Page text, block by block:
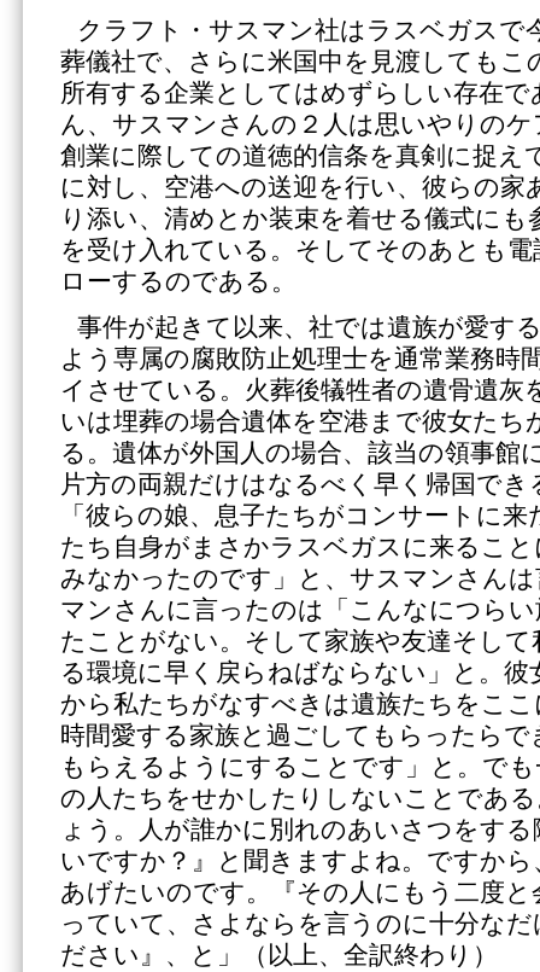
クラフト・サスマン社はラスベガスで
葬儀社で、さらに米国中を見渡してもこ
所有する企業としてはめずらしい存在
ん、サスマンさんの２人は思いやりの
創業に際しての道徳的信条を真剣に捉え
に対し、空港への送迎を行い、彼らの家
り添い、清めとか装束を着せる儀式に
を受け入れている。そしてそのあとも
ローするのである。
事件が起きて以来、社では遺族が愛す
よう専属の腐敗防止処理士を通常業務時
イさせている。火葬後犠牲者の遺骨遺灰
いは埋葬の場合遺体を空港まで彼女たち
る。遺体が外国人の場合、該当の領事館
片方の両親だけはなるべく早く帰国で
「彼らの娘、息子たちがコンサートに
たち自身がまさかラスベガスに来るこ
みなかったのです」と、サスマンさん
マンさんに言ったのは「こんなにつら
たことがない。そして家族や友達そし
る環境に早く戻らねばならない」と。彼
から私たちがなすべきは遺族たちをこ
時間愛する家族と過ごしてもらったら
もらえるようにすることです」と。で
の人たちをせかしたりしないことであ
ょう。人が誰かに別れのあいさつをす
いですか？』と聞きますよね。ですか
あげたいのです。『その人にもう二度
っていて、さよならを言うのに十分な
ださい』、と」（以上、全訳終わり）